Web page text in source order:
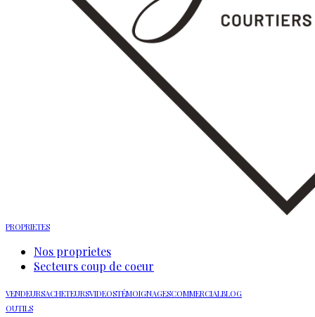
PROPRIETES
Nos proprietes
Secteurs coup de coeur
VENDEURSACHETEURSVIDEOSTÉMOIGNAGESCOMMERCIALBLOG
OUTILS